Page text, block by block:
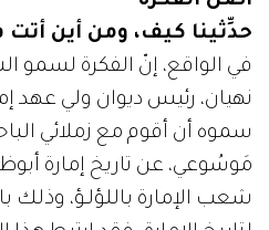
حدِّثينا كيف، ومن أين أتت
في الواقع، إنّ الفكرة لسمو
نهيان، رئيس ديوان ولي عهد
سموه أن أقوم مع زملائي
مَوسُوعي، عن تاريخ إمارة
شعب الإمارة باللؤلـؤ، وذلك